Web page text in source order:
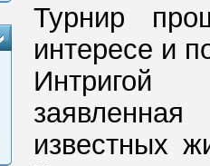
Турнир
интересе и
Интригой
известных